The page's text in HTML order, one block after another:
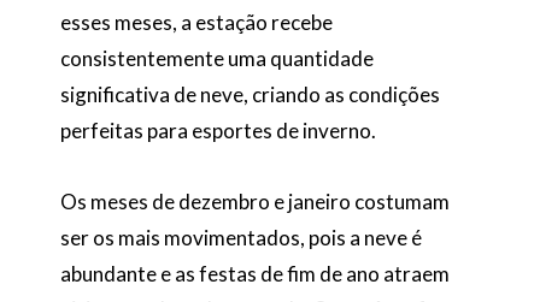
esses meses, a estação recebe
consistentemente uma quantidade
significativa de neve, criando as condições
perfeitas para esportes de inverno.
Os meses de dezembro e janeiro costumam
ser os mais movimentados, pois a neve é
abundante e as festas de fim de ano atraem